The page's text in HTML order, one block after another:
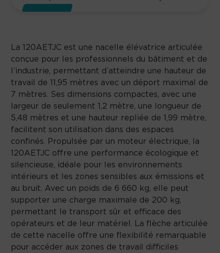
La 120AETJC est une nacelle élévatrice articulée
conçue pour les professionnels du bâtiment et de
l’industrie, permettant d’atteindre une hauteur de
travail de 11,95 mètres avec un déport maximal de
7 mètres. Ses dimensions compactes, avec une
largeur de seulement 1,2 mètre, une longueur de
5,48 mètres et une hauteur repliée de 1,99 mètre,
facilitent son utilisation dans des espaces
confinés. Propulsée par un moteur électrique, la
120AETJC offre une performance écologique et
silencieuse, idéale pour les environnements
intérieurs et les zones sensibles aux émissions et
au bruit. Avec un poids de 6 660 kg, elle peut
supporter une charge maximale de 200 kg,
permettant le transport sûr et efficace des
opérateurs et de leur matériel. La flèche articulée
de cette nacelle offre une flexibilité remarquable
pour accéder aux zones de travail difficiles